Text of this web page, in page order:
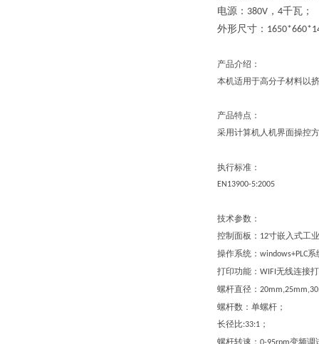
电源： 380V ， 4千瓦；
外形尺寸：
产品介绍：
本机适用于高分子材料以
产品特点：
采用计算机人机界面操控
执行标准：
EN13900-5:2005
技术参数：
控制面板： 12寸嵌入式工
操作系统： windows+PLC系
打印功能： WIFI 无线连接
螺杆直径：
螺杆数：单螺杆；
长径比:33:1 ；
螺杆转速：
变频调